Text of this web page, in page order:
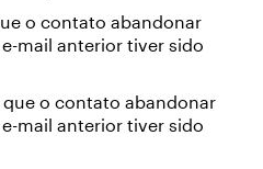
o contato abandonar
mail anterior tiver sido
que o contato abandonar
mail anterior tiver sido